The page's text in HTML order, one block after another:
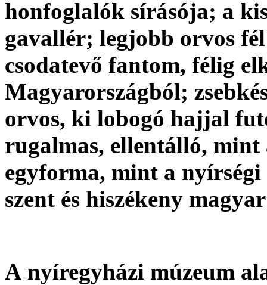
honfoglalók sírásója; a
gavallér; legjobb orvos
csodatevő fantom, félig
Magyarországból;
orvos, ki lobogó hajjal
rugalmas, ellentálló,
egyforma, mint a
szent és hiszékeny
A nyíregyházi múzeum